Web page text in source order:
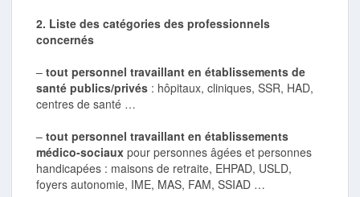
2. Liste des catégories des professionnels
concernés
–tout personnel travaillant en établissements de
santé publics/privés : hôpitaux, cliniques, SSR, HAD,
centres de santé …
–tout personnel travaillant en établissements
médico-sociaux pour personnes âgées et personnes
handicapées : maisons de retraite, EHPAD, USLD,
foyers autonomie, IME, MAS, FAM, SSIAD …